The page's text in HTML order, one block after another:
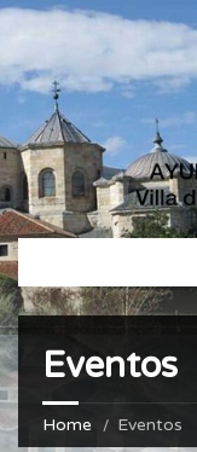
Eventos
Home Eventos